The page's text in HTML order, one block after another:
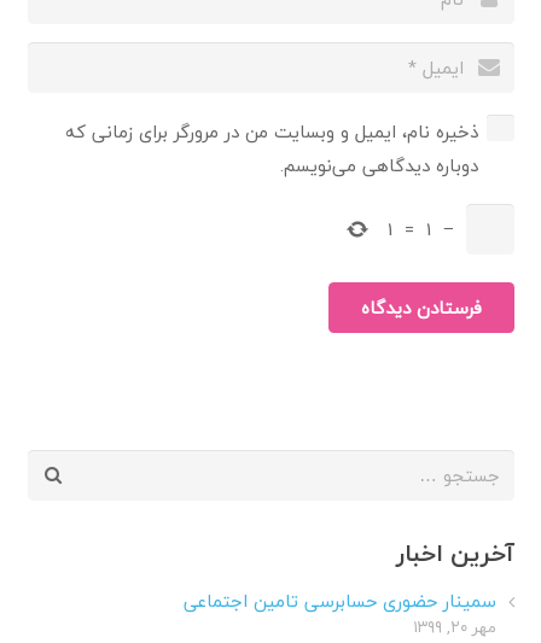
ذخیره نام، ایمیل و وبسایت من در مرورگر برای زمانی که
دوباره دیدگاهی می‌نویسم.
−
1
=
1
فرستادن دیدگاه
جستجو
آخرین اخبار
سمینار حضوری حسابرسی تامین اجتماعی
مهر ۲۰, ۱۳۹۹